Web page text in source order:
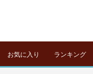
お気に入り ランキング